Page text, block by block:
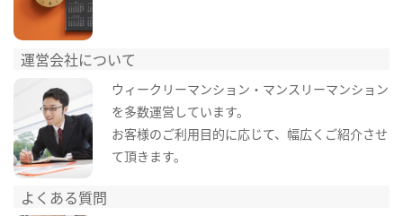
運営会社について
ウィークリーマンション・マンスリーマンション
を多数運営しています。
お客様のご利用目的に応じて、幅広くご紹介させ
て頂きます。
よくある質問